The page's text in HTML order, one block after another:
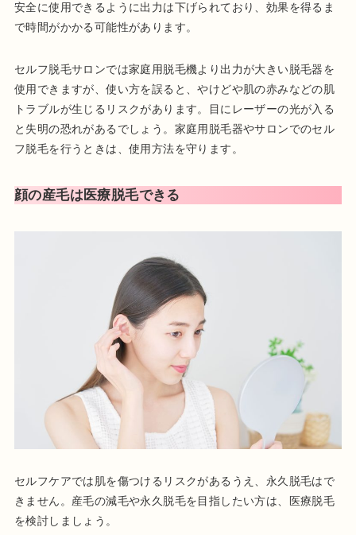
安全に使用できるように出力は下げられており、効果を得るま
で時間がかかる可能性があります。
セルフ脱毛サロンでは家庭用脱毛機より出力が大きい脱毛器を
使用できますが、使い方を誤ると、やけどや肌の赤みなどの肌
トラブルが生じるリスクがあります。目にレーザーの光が入る
と失明の恐れがあるでしょう。家庭用脱毛器やサロンでのセル
フ脱毛を行うときは、使用方法を守ります。
顔の産毛は医療脱毛できる
セルフケアでは肌を傷つけるリスクがあるうえ、永久脱毛はで
きません。産毛の減毛や永久脱毛を目指したい方は、医療脱毛
を検討しましょう。